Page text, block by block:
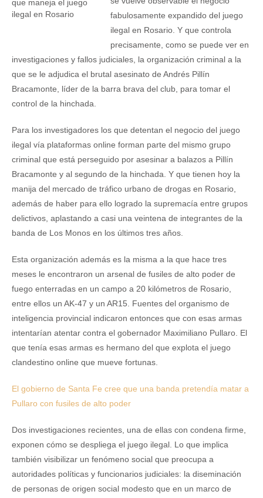
fabulosamente expandido del juego
ilegal en Rosario. Y que controla
precisamente, como se puede ver en
investigaciones y fallos judiciales, la organización criminal a la
que se le adjudica el brutal asesinato de Andrés Pillín
Bracamonte, líder de la barra brava del club, para tomar el
control de la hinchada.
Para los investigadores los que detentan el negocio del juego
ilegal vía plataformas online forman parte del mismo grupo
criminal que está perseguido por asesinar a balazos a Pillín
Bracamonte y al segundo de la hinchada. Y que tienen hoy la
manija del mercado de tráfico urbano de drogas en Rosario,
además de haber para ello logrado la supremacía entre grupos
delictivos, aplastando a casi una veintena de integrantes de la
banda de Los Monos en los últimos tres años.
Esta organización además es la misma a la que hace tres
meses le encontraron un arsenal de fusiles de alto poder de
fuego enterradas en un campo a 20 kilómetros de Rosario,
entre ellos un AK-47 y un AR15. Fuentes del organismo de
inteligencia provincial indicaron entonces que con esas armas
intentarían atentar contra el gobernador Maximiliano Pullaro. El
que tenía esas armas es hermano del que explota el juego
clandestino online que mueve fortunas.
El gobierno de Santa Fe cree que una banda pretendía matar a
Pullaro con fusiles de alto poder
Dos investigaciones recientes, una de ellas con condena firme,
exponen cómo se despliega el juego ilegal. Lo que implica
también visibilizar un fenómeno social que preocupa a
autoridades políticas y funcionarios judiciales: la diseminación
de personas de origen social modesto que en un marco de